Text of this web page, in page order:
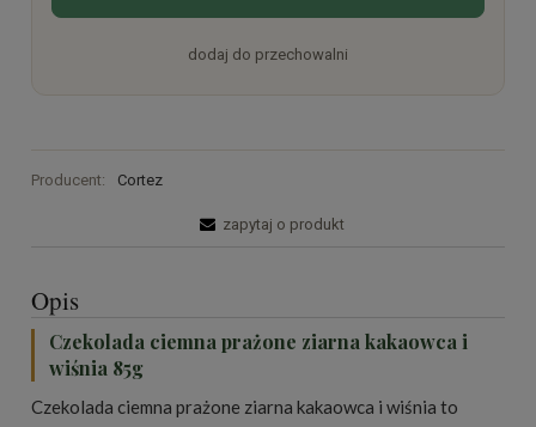
dodaj do przechowalni
Producent: Cortez
zapytaj o produkt
Opis
Czekolada ciemna prażone ziarna kakaowca i
wiśnia 85g
Czekolada ciemna prażone ziarna kakaowca i wiśnia to